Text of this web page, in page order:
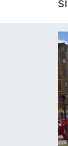
DÜNYA
EĞİTİM
Eleman